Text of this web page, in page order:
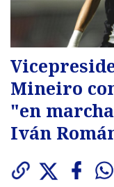
Mineiro
"en
Iván